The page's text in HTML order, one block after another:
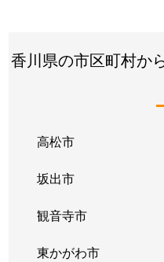
香川県の市区町村か
高松市
坂出市
観音寺市
東かがわ市